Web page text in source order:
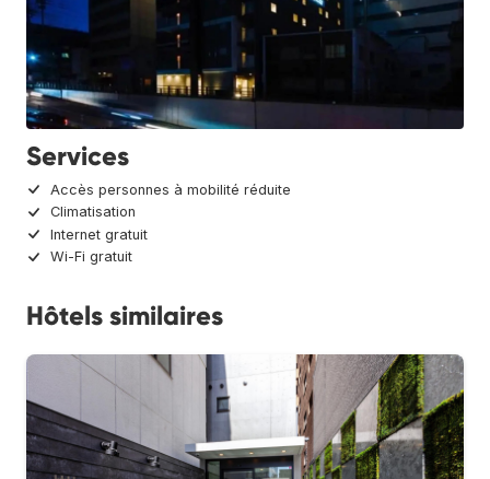
Services
Accès personnes à mobilité réduite
Climatisation
Internet gratuit
Wi-Fi gratuit
Hôtels similaires